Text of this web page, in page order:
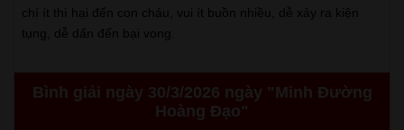
chí ít thì hại đến con cháu, vui ít buồn nhiều, dễ xảy ra kiện
tụng, dễ dấn đến bại vong.
Bình giải ngày 30/3/2026 ngày "Minh Đường
Hoàng Đạo"